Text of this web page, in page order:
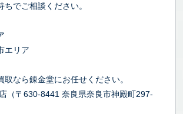
でご相談ください。
エリア
なら錬金堂にお任せください。
（〒630-8441 奈良県奈良市神殿町297-